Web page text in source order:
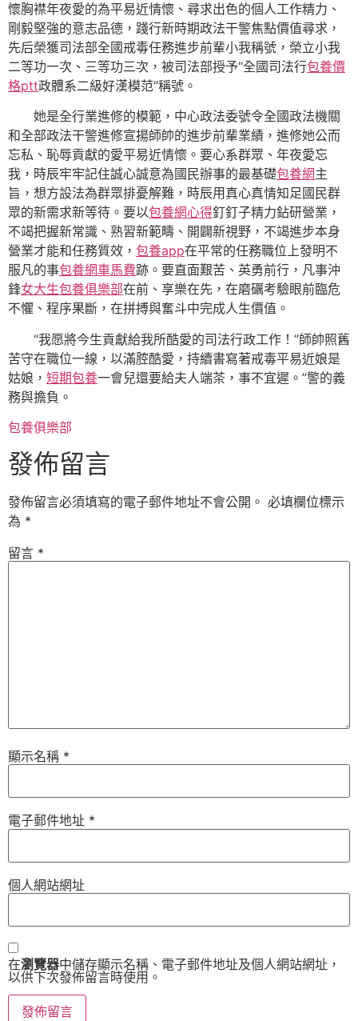
懷胸襟年夜愛的為平易近情懷、尋求出色的個人工作精力、
剛毅堅強的意志品德，踐行新時期政法干警焦點價值尋求，
先后榮獲司法部全國戒毒任務進步前輩小我稱號，榮立小我
二等功一次、三等功三次，被司法部授予“全國司法行包養價
格ptt政體系二級好漢模范”稱號。
她是全行業進修的模範，中心政法委號令全國政法機關
和全部政法干警進修宣揚師帥的進步前輩業績，進修她公而
忘私、恥辱貢獻的愛平易近情懷。要心系群眾、年夜愛忘
我，時辰牢牢記住誠心誠意為國民辦事的最基礎包養網主
旨，想方設法為群眾排憂解難，時辰用真心真情知足國民群
眾的新需求新等待。要以包養網心得釘釘子精力鉆研營業，
不竭把握新常識、熟習新範疇、開闢新視野，不竭進步本身
營業才能和任務質效， 包養app在平常的任務職位上發明不
服凡的事包養網車馬費跡。要直面艱苦、英勇前行，凡事沖
鋒女大生包養俱樂部在前、享樂在先，在磨礪考驗眼前臨危
不懼、程序果斷，在拼搏與奮斗中完成人生價值。
“我愿將今生貢獻給我所酷愛的司法行政工作！”師帥照舊
苦守在職位一線，以滿腔酷愛，持續書寫著戒毒平易近娘是
姑娘， 短期包養一會兒還要給夫人端茶，事不宜遲。”警的義
務與擔負。
包養俱樂部
發佈留言
發佈留言必須填寫的電子郵件地址不會公開。 必填欄位標示
為 *
留言 *
顯示名稱 *
電子郵件地址 *
個人網站網址
在瀏覽器中儲存顯示名稱、電子郵件地址及個人網站網址，
以供下次發佈留言時使用。